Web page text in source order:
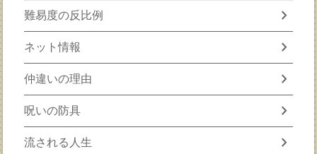
難易度の反比例 chevron_right
ネット情報 chevron_right
仲違いの理由 chevron_right
呪いの防具 chevron_right
流される人生 chevron_right